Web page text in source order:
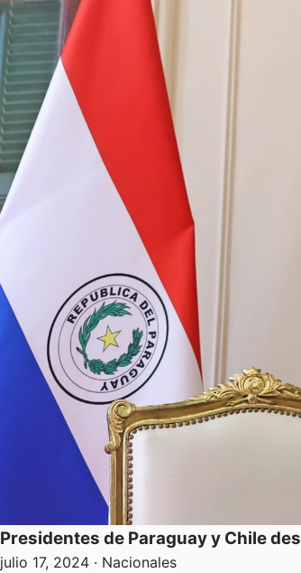
Presidentes de Paraguay y Chile
julio 17, 2024 · Nacionales